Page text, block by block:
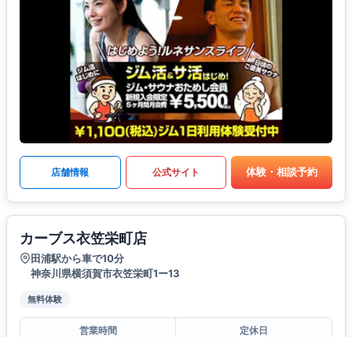
店舗情報 公式サイト 体験・相談予約
カーブス衣笠栄町店
田浦駅から車で10分
神奈川県横須賀市衣笠栄町1ー13
無料体験
営業時間
定休日